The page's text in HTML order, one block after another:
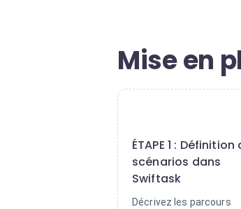
Mise en
ÉTAPE 1 : Définition
scénarios dans
Swiftask
Décrivez les parcours